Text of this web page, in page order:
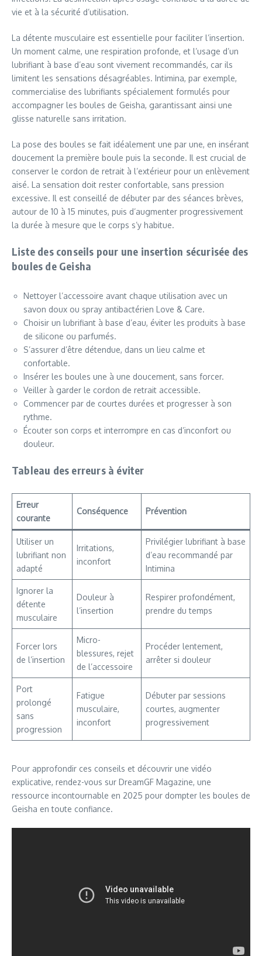
vie et à la sécurité d’utilisation.
La détente musculaire est essentielle pour faciliter l’insertion.
Un moment calme, une respiration profonde, et l’usage d’un
lubrifiant à base d’eau sont vivement recommandés, car ils
limitent les sensations désagréables. Intimina, par exemple,
commercialise des lubrifiants spécialement formulés pour
accompagner les boules de Geisha, garantissant ainsi une
glisse naturelle sans irritation.
La pose des boules se fait idéalement une par une, en insérant
doucement la première boule puis la seconde. Il est crucial de
conserver le cordon de retrait à l’extérieur pour un enlèvement
aisé. La sensation doit rester confortable, sans pression
excessive. Il est conseillé de débuter par des séances brèves,
autour de 10 à 15 minutes, puis d’augmenter progressivement
la durée à mesure que le corps s’y habitue.
Liste des conseils pour une insertion sécurisée des
boules de Geisha
Nettoyer l’accessoire avant chaque utilisation avec un
savon doux ou spray antibactérien Love & Care.
Choisir un lubrifiant à base d’eau, éviter les produits à base
de silicone ou parfumés.
S’assurer d’être détendue, dans un lieu calme et
confortable.
Insérer les boules une à une doucement, sans forcer.
Veiller à garder le cordon de retrait accessible.
Commencer par de courtes durées et progresser à son
rythme.
Écouter son corps et interrompre en cas d’inconfort ou
douleur.
Tableau des erreurs à éviter
Erreur
courante
Conséquence Prévention
Utiliser un
lubrifiant non
adapté
Irritations,
inconfort
Privilégier lubrifiant à base
d’eau recommandé par
Intimina
Ignorer la
détente
musculaire
Douleur à
l’insertion
Respirer profondément,
prendre du temps
Forcer lors
de l’insertion
Micro-
blessures, rejet
de l’accessoire
Procéder lentement,
arrêter si douleur
Port
prolongé
sans
progression
Fatigue
musculaire,
inconfort
Débuter par sessions
courtes, augmenter
progressivement
Pour approfondir ces conseils et découvrir une vidéo
explicative, rendez-vous sur DreamGF Magazine, une
ressource incontournable en 2025 pour dompter les boules de
Geisha en toute confiance.